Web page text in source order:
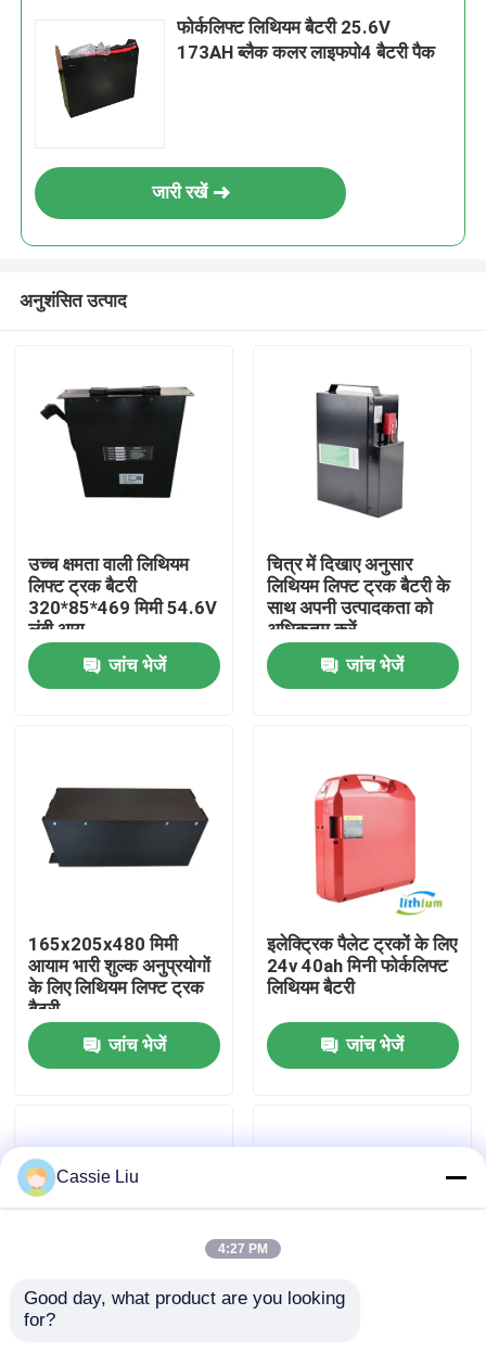
उत्पादों
हमारे बारे में
गुणवत्ता नियंत्रण
एक उद्धरण का अनुरोध करें
इलेक्ट्रिक फोर्कलिफ्ट लिथियम आयन बैटरी
फोर्कलिफ्ट लिथियम बैटरी 25.6V
173AH ब्लैक कलर लाइफपो4 बैटरी पैक
जारी रखें
अनुशंसित उत्पाद
उच्च क्षमता वाली लिथियम
लिफ्ट ट्रक बैटरी
320*85*469 मिमी 54.6V
लंबी आयु
जांच भेजें
चित्र में दिखाए अनुसार
लिथियम लिफ्ट ट्रक बैटरी के
साथ अपनी उत्पादकता को
अधिकतम करें
जांच भेजें
165x205x480 मिमी
आयाम भारी शुल्क अनुप्रयोगों
के लिए लिथियम लिफ्ट ट्रक
बैटरी
जांच भेजें
इलेक्ट्रिक पैलेट ट्रकों के लिए
24v 40ah मिनी फोर्कलिफ्ट
लिथियम बैटरी
जांच भेजें
फैक्टरी मूल्य लाल फोर्कलिफ्ट
Cassie Liu
4:27 PM
Good day, what product are you looking
for?